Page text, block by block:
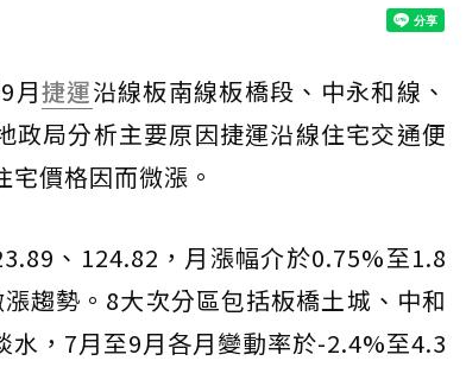
月捷運沿線板南線板橋段、中永和線、
局分析主要原因捷運沿線住宅交通便
價格因而微漲。
、124.82，月漲幅介於0.75%至1.8
趨勢。8大次分區包括板橋土城、中和
，7月至9月各月變動率於-2.4%至4.3